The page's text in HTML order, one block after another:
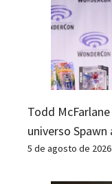
Todd
universo
5 de agosto de 2026